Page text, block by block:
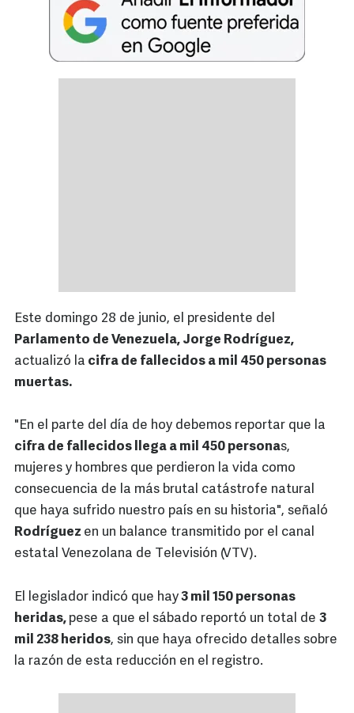
Este domingo 28 de junio, el presidente del
Parlamento de Venezuela, Jorge Rodríguez,
actualizó la cifra de fallecidos a mil 450 personas
muertas.
"En el parte del día de hoy debemos reportar que la
cifra de fallecidos llega a mil 450 personas,
mujeres y hombres que perdieron la vida como
consecuencia de la más brutal catástrofe natural
que haya sufrido nuestro país en su historia", señaló
Rodríguez en un balance transmitido por el canal
estatal Venezolana de Televisión (VTV).
El legislador indicó que hay3 mil 150 personas
heridas, pese a que el sábado reportó un total de 3
mil 238 heridos, sin que haya ofrecido detalles sobre
la razón de esta reducción en el registro.